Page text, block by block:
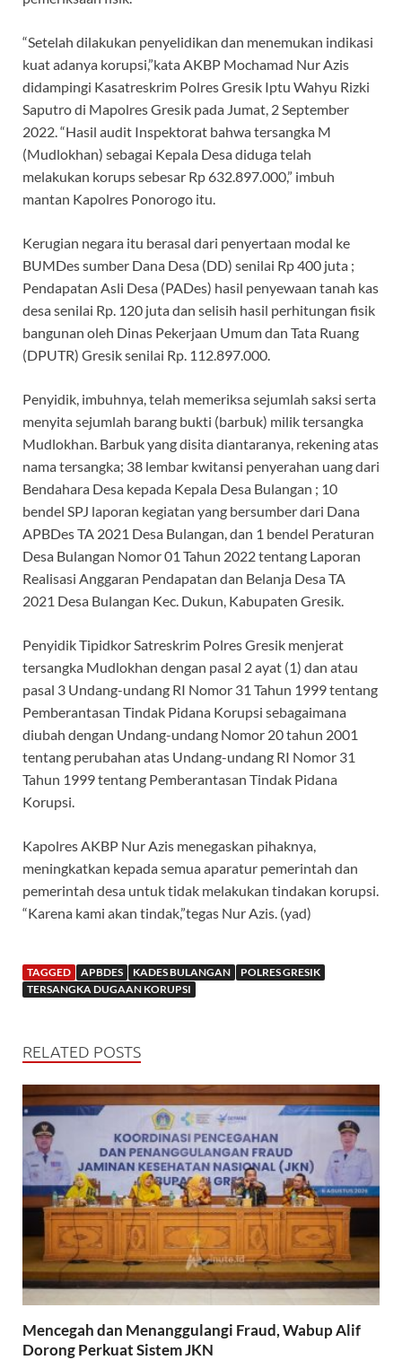
“Setelah dilakukan penyelidikan dan menemukan indikasi
kuat adanya korupsi,”kata AKBP Mochamad Nur Azis
didampingi Kasatreskrim Polres Gresik Iptu Wahyu Rizki
Saputro di Mapolres Gresik pada Jumat, 2 September
2022. “Hasil audit Inspektorat bahwa tersangka M
(Mudlokhan) sebagai Kepala Desa diduga telah
melakukan korups sebesar Rp 632.897.000,” imbuh
mantan Kapolres Ponorogo itu.
Kerugian negara itu berasal dari penyertaan modal ke
BUMDes sumber Dana Desa (DD) senilai Rp 400 juta ;
Pendapatan Asli Desa (PADes) hasil penyewaan tanah kas
desa senilai Rp. 120 juta dan selisih hasil perhitungan fisik
bangunan oleh Dinas Pekerjaan Umum dan Tata Ruang
(DPUTR) Gresik senilai Rp. 112.897.000.
Penyidik, imbuhnya, telah memeriksa sejumlah saksi serta
menyita sejumlah barang bukti (barbuk) milik tersangka
Mudlokhan. Barbuk yang disita diantaranya, rekening atas
nama tersangka; 38 lembar kwitansi penyerahan uang dari
Bendahara Desa kepada Kepala Desa Bulangan ; 10
bendel SPJ laporan kegiatan yang bersumber dari Dana
APBDes TA 2021 Desa Bulangan, dan 1 bendel Peraturan
Desa Bulangan Nomor 01 Tahun 2022 tentang Laporan
Realisasi Anggaran Pendapatan dan Belanja Desa TA
2021 Desa Bulangan Kec. Dukun, Kabupaten Gresik.
Penyidik Tipidkor Satreskrim Polres Gresik menjerat
tersangka Mudlokhan dengan pasal 2 ayat (1) dan atau
pasal 3 Undang-undang RI Nomor 31 Tahun 1999 tentang
Pemberantasan Tindak Pidana Korupsi sebagaimana
diubah dengan Undang-undang Nomor 20 tahun 2001
tentang perubahan atas Undang-undang RI Nomor 31
Tahun 1999 tentang Pemberantasan Tindak Pidana
Korupsi.
Kapolres AKBP Nur Azis menegaskan pihaknya,
meningkatkan kepada semua aparatur pemerintah dan
pemerintah desa untuk tidak melakukan tindakan korupsi.
“Karena kami akan tindak,”tegas Nur Azis. (yad)
TAGGED APBDES KADES BULANGAN
POLRES GRESIK
TERSANGKA DUGAAN KORUPSI
RELATED POSTS
Mencegah dan Menanggulangi Fraud, Wabup Alif
Dorong Perkuat Sistem JKN